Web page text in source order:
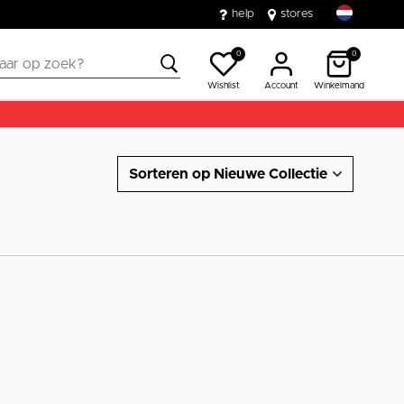
help stores
0
Wishlist Account
0
Winkelmand